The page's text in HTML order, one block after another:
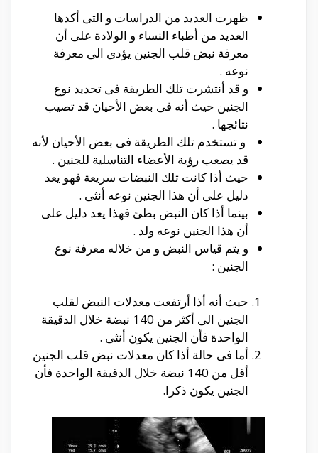
ظهرت العديد من الدراسات و التى أكدها
العديد من أطباء النساء و الولادة على أن
معرفة نبض قلب الجنين يؤدى الى معرفة
نوعه .
و قد أنتشرت تلك الطريقة فى تحديد نوع
الجنين حيث أنه فى بعض الأحيان قد تصيب
نتائجها .
و تستخدم تلك الطريقة فى بعض الأحيان لأنه
قد يصعب رؤية الأعضاء التناسلية للجنين .
حيث أذا كانت تلك النبضات سريعة فهو يعد
دليل على أن هذا الجنين نوعه أنثى .
بينما أذا كان النبض بطئ فهذا يعد دليل على
أن هذا الجنين نوعه ولد .
و يتم قياس النبض و من خلاله معرفة نوع
الجنين :
حيث أنه أذا أرتفعت معدلات النبض لقلب
الجنين الى أكثر من 140 نبضة خلال الدقيقة
الواحدة فأن الجنين يكون أنثى .
أما فى حالة أذا كان معدلات نبض قلب الجنين
أقل من 140 نبضة خلال الدقيقة الواحدة فأن
الجنين يكون ذكرا.